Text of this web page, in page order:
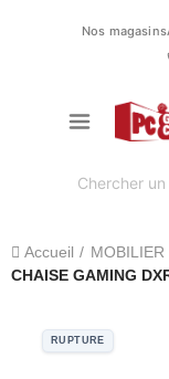
Nos magasins
Accueil MOBILIER
CHAISE GAMING
RUPTURE